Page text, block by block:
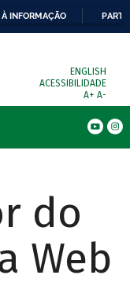
INFORMAÇÃO
ENGLISH
ACESSIBILIDADE
A+ A-
do
Web